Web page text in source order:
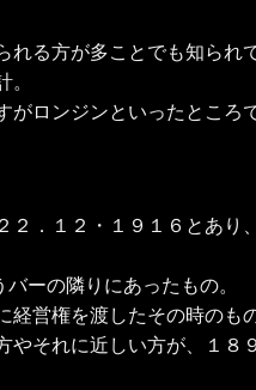
る方が多ことでも知られて
ロンジンといったところで
．１２・１９１６とあり
ーの隣りにあったもの。
営権を渡したその時のもの
それに近しい方が、１８